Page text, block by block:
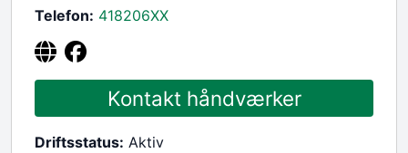
Telefon: 418206XX
Kontakt håndværker
Driftsstatus: Aktiv